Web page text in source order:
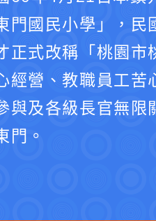
門國民小學」，
正式改稱「桃園
經營、教職員工
與及各級長官無
門。